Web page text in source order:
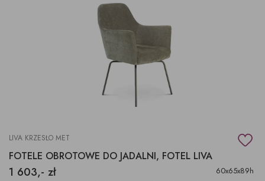
LIVA KRZESŁO MET
FOTELE OBROTOWE DO JADALNI, FOTEL LIVA
1 603,- zł 60x65x89h